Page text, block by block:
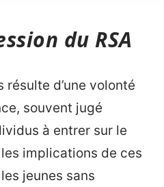
du RSA
d’une volonté
souvent jugé
à entrer sur le
implications de ces
jeunes sans